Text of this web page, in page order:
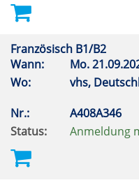
Französisch B1/B2
Wann:
Mo.
Wo:
vhs,
Nr.:
A408A346
Status:
Anmeldung